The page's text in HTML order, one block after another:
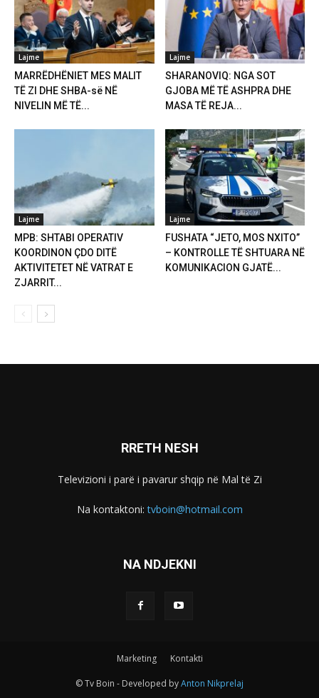
Lajme
MARRËDHËNIET MES MALIT
TË ZI DHE SHBA-së NË
NIVELIN MË TË...
Lajme
SHARANOVIQ: NGA SOT
GJOBA MË TË ASHPRA DHE
MASA TË REJA...
Lajme
MPB: SHTABI OPERATIV
KOORDINON ÇDO DITË
AKTIVITETET NË VATRAT E
ZJARRIT...
Lajme
FUSHATA “JETO, MOS NXITO”
– KONTROLLE TË SHTUARA NË
KOMUNIKACION GJATË...
RRETH NESH
Televizioni i parë i pavarur shqip në Mal të Zi
Na kontaktoni:tvboin@hotmail.com
NA NDJEKNI
Marketing Kontakti
© Tv Boin - Developed byAnton Nikprelaj